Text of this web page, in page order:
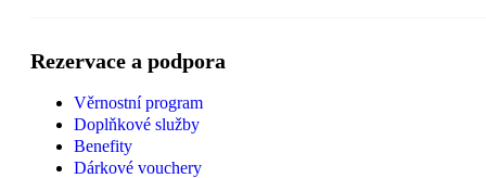
Rezervace a podpora
Věrnostní program
Doplňkové služby
Benefity
Dárkové vouchery